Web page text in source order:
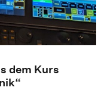
dem Kurs